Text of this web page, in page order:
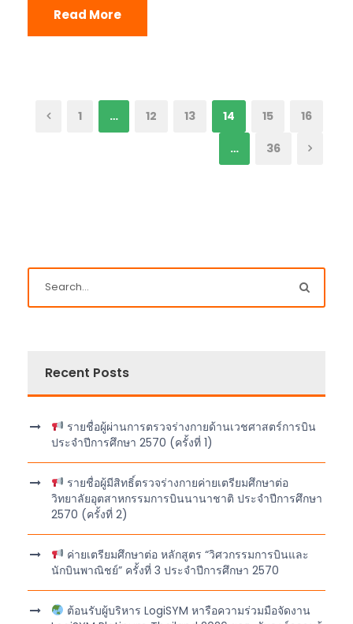
Read More
1 … 12 13 14 15 16
… 36
Recent Posts
รายชื่อผู้ผ่านการตรวจร่างกายด้านเวชศาสตร์การบิน
ประจำปีการศึกษา 2570 (ครั้งที่ 1)
รายชื่อผู้มีสิทธิ์ตรวจร่างกายค่ายเตรียมศึกษาต่อ
วิทยาลัยอุตสาหกรรมการบินนานาชาติ ประจำปีการศึกษา
2570 (ครั้งที่ 2)
ค่ายเตรียมศึกษาต่อ หลักสูตร “วิศวกรรมการบินและ
นักบินพาณิชย์” ครั้งที่ 3 ประจำปีการศึกษา 2570
ต้อนรับผู้บริหาร LogiSYM หารือความร่วมมือจัดงาน